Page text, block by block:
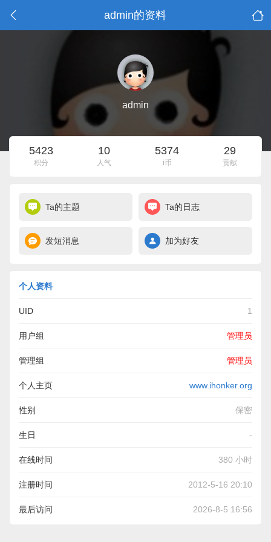
admin的资料
admin
5423
积分
10
人气
5374
i币
29
贡献
Ta的主题 Ta的日志
发短消息 加为好友
个人资料
UID 1
用户组 管理员
管理组 管理员
个人主页 www.ihonker.org
性别 保密
生日 -
在线时间 380 小时
注册时间 2012-5-16 20:10
最后访问 2026-8-5 16:56